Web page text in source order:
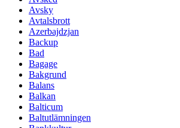
Avsky
Avtalsbrott
Azerbajdzjan
Backup
Bad
Bagage
Bakgrund
Balans
Balkan
Balticum
Baltutlämningen